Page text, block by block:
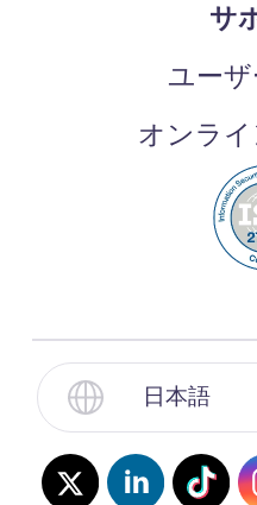
サ
ユー
オンラ
日本語